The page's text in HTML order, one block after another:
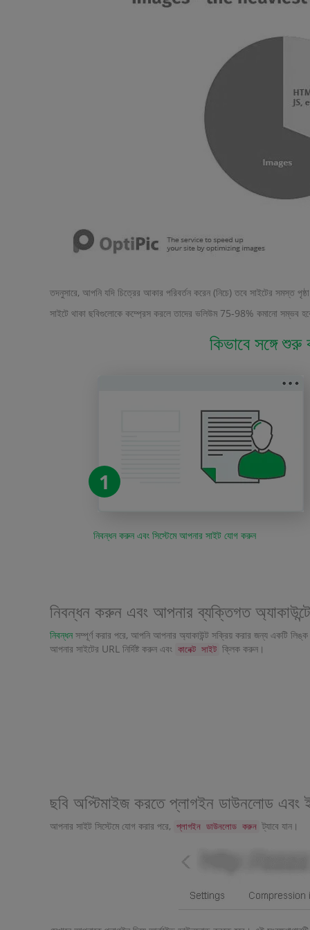
তদনুসারে, আপনি যদি চিত্রের আকার পরিবর্তন করেন (নিচে) তবে সাইটের সমস্ত
সাইটে থাকা ছবিগুলোকে কম্প্রেস করলে তাদের ভলিউম 75-98% কমানো সম্ভব
কিভাবে সঙ্গে
1
নিবন্ধন করুন এবং সিস্টেমে আপনার সাইট যোগ করুন
নিবন্ধন করুন এবং আপনার ব্যক্তিগত
নিবন্ধন সম্পূর্ণ করার পরে, আপনি আপনার অ্যাকাউন্ট সক্রিয় করার জন্য একটি
আপনার সাইটের URL নির্দিষ্ট করুন এবং কানেক্ট সাইট ক্লিক করুন।
ছবি অপ্টিমাইজ করতে প্লাগইন ডাউনলোড এবং
আপনার সাইট সিস্টেমে যোগ করার পরে, প্লাগইন ডাউনলোড করুন ট্যাবে যান।